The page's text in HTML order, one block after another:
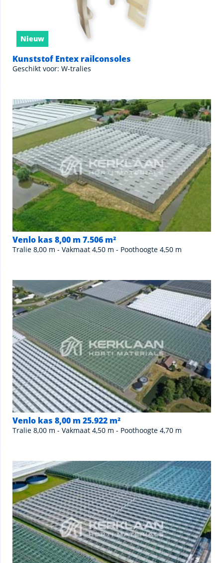
Nieuw
Kunststof Entex railconsoles
Geschikt voor: W-tralies
Venlo kas 8,00 m 7.506 m²
Tralie 8,00 m - Vakmaat 4,50 m - Poothoogte 4,50 m
Venlo kas 8,00 m 25.922 m²
Tralie 8,00 m - Vakmaat 4,50 m - Poothoogte 4,70 m